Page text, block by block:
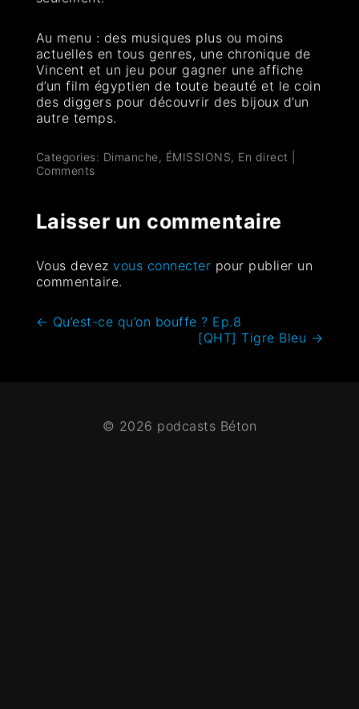
Au menu : des musiques plus ou moins
actuelles en tous genres, une chronique de
Vincent et un jeu pour gagner une affiche
d’un film égyptien de toute beauté et le coin
des diggers pour découvrir des bijoux d’un
autre temps.
Categories: Dimanche, ÉMISSIONS, En direct
Comments
Laisser un commentaire
Vous devezvous connecter pour publier un
commentaire.
← Qu’est-ce qu’on bouffe ? Ep.8
[QHT] Tigre Bleu →
© 2026 podcasts Béton